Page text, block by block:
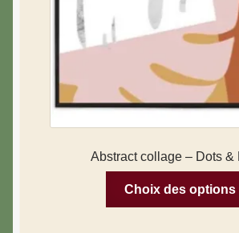
Abstract collage – Dots &
Choix des options